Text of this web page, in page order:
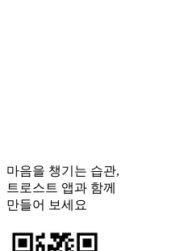
마음을 챙기는 습관,
트로스트 앱과 함께
만들어 보세요